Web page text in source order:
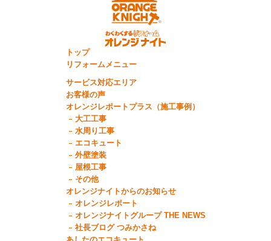
トップ
リフォームメニュー
サービス対応エリア
お客様の声
オレンジレポートプラス（施工事例）
大工工事
水周り工事
エコキュート
外壁塗装
屋根工事
その他
オレンジナイトからのお知らせ
オレンジレポート
オレンジナイトグループ THE NEWS
社長ブログ つみかさね